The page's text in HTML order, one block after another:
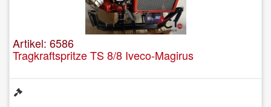
Artikel: 6586
Tragkraftspritze TS 8/8 Iveco-Magirus